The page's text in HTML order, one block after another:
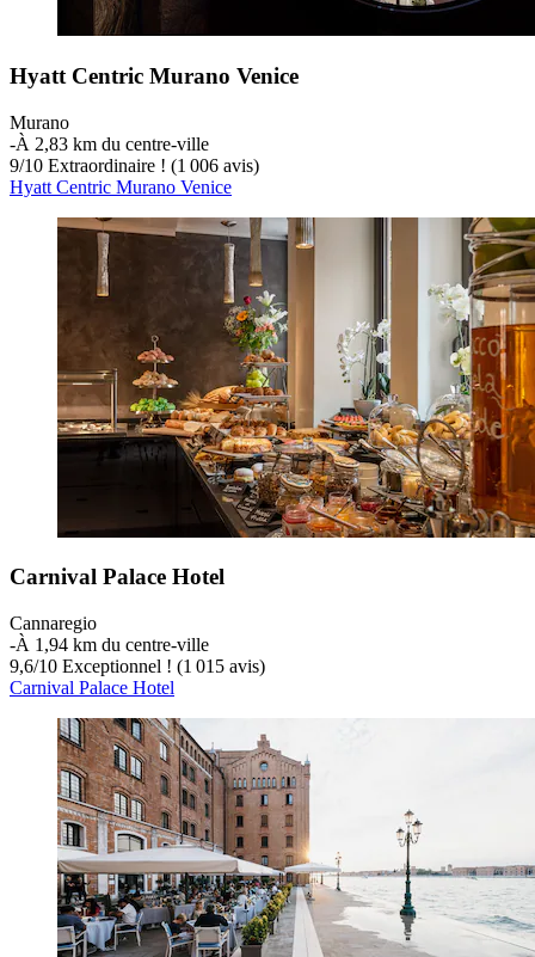
Hyatt Centric Murano Venice
Murano
‐À 2,83 km du centre-ville
9/10 Extraordinaire ! (1 006 avis)
Hyatt Centric Murano Venice
Carnival Palace Hotel
Cannaregio
‐À 1,94 km du centre-ville
9,6/10 Exceptionnel ! (1 015 avis)
Carnival Palace Hotel